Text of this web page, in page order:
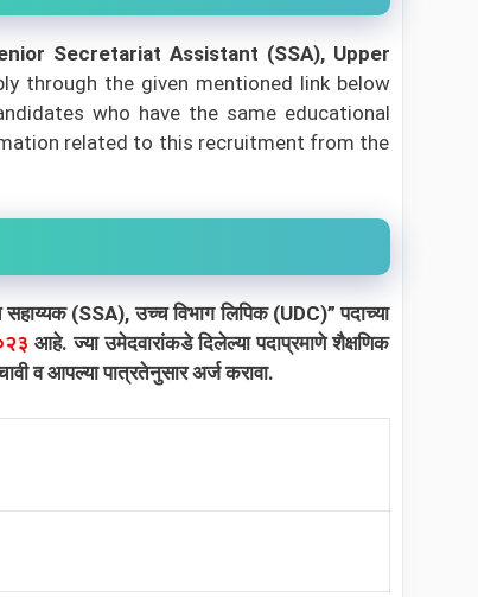
Secretariat Assistant (SSA), Upper
through the given mentioned link below
who have the same educational
related to this recruitment from the
(SSA), उच्च विभाग लिपिक (UDC)” पदाच्या
आहे. ज्या उमेदवारांकडे दिलेल्या पदाप्रमाणे शैक्षणिक
व आपल्या पात्रतेनुसार अर्ज करावा.